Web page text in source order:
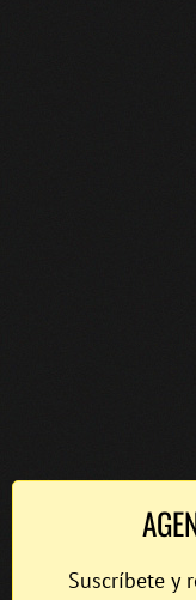
Suscríbete y